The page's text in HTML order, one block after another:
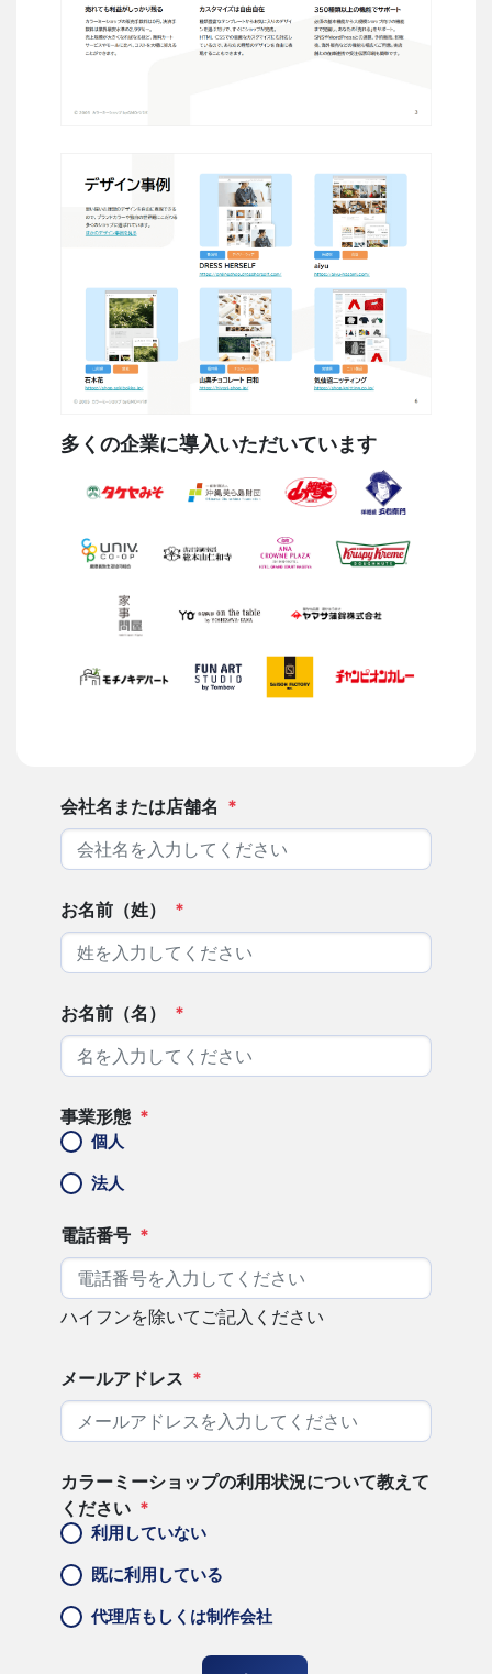
多くの企業に導入いただいています
会社名または店舗名 *
お名前（姓） *
お名前（名） *
事業形態 *
個人
法人
電話番号 *
ハイフンを除いてご記入ください
メールアドレス *
カラーミーショップの利用状況について教えて
ください *
利用していない
既に利用している
代理店もしくは制作会社